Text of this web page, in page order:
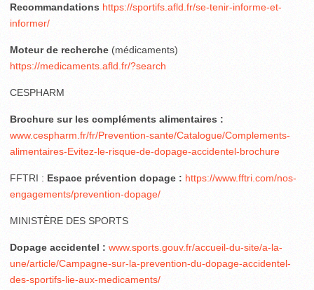
Recommandations https://sportifs.afld.fr/se-tenir-informe-et-
informer/
Moteur de recherche (médicaments)
https://medicaments.afld.fr/?search
CESPHARM
Brochure sur les compléments alimentaires :
www.cespharm.fr/fr/Prevention-sante/Catalogue/Complements-
alimentaires-Evitez-le-risque-de-dopage-accidentel-brochure
FFTRI : Espace prévention dopage : https://www.fftri.com/nos-
engagements/prevention-dopage/
MINISTÈRE DES SPORTS
Dopage accidentel : www.sports.gouv.fr/accueil-du-site/a-la-
une/article/Campagne-sur-la-prevention-du-dopage-accidentel-
des-sportifs-lie-aux-medicaments/